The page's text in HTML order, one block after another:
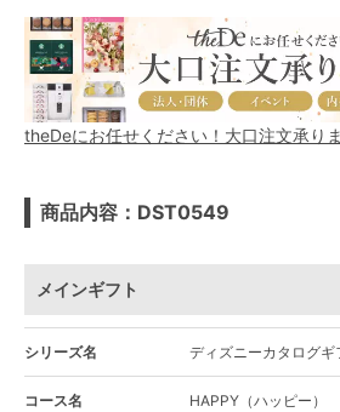
theDeにお任せください！大口注文承り
商品内容：DST0549
メインギフト
シリーズ名 ディズニーカタログギ
コース名 HAPPY（ハッピー）